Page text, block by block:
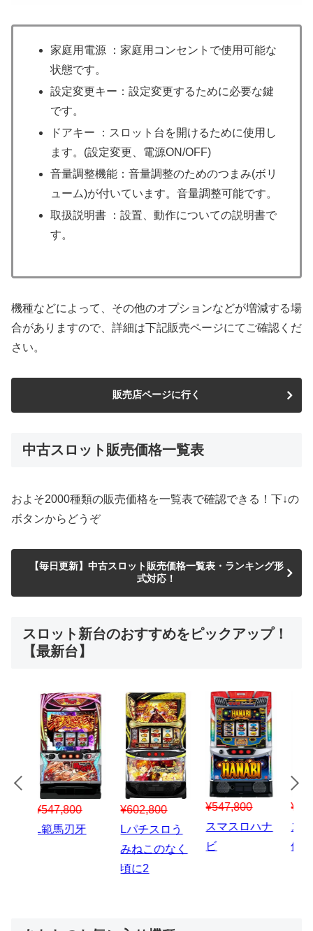
家庭用電源 ：家庭用コンセントで使用可能な
状態です。
設定変更キー：設定変更するために必要な鍵
です。
ドアキー ：スロット台を開けるために使用し
ます。(設定変更、電源ON/OFF)
音量調整機能：音量調整のためのつまみ(ボリ
ューム)が付いています。音量調整可能です。
取扱説明書 ：設置、動作についての説明書で
す。
機種などによって、その他のオプションなどが増減する場
合がありますので、詳細は下記販売ページにてご確認くだ
さい。
販売店ページに行く
中古スロット販売価格一覧表
およそ2000種類の販売価格を一覧表で確認できる！下↓の
ボタンからどうぞ
【毎日更新】中古スロット販売価格一覧表・ランキング形
式対応！
スロット新台のおすすめをピックアップ！
【最新台】
¥547,800
スマスロハナ
¥150,000
スマスロ秘宝
伝
¥1,867,800
Lパチスロ 炎
炎ノ消防隊2